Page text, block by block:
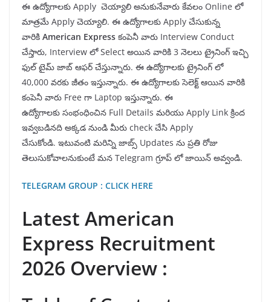
ఈ ఉద్యోగాలకు Apply చెయ్యాలి అనుకునేవారు కేవలం Online లో
మాత్రమే Apply చెయ్యాలి. ఈ ఉద్యోగాలకు Apply చేసుకున్న
వారికి American Express కంపెనీ వారు Interview Conduct
చేస్తారు, Interview లో Select అయిన వారికి 3 నెలలు ట్రైనింగ్ ఇచ్చి
ఫుల్ టైమ్ జాబ్ ఆఫర్ చేస్తున్నారు. ఈ ఉద్యోగాలకు ట్రైనింగ్ లో
40,000 వరకు జీతం ఇస్తున్నారు. ఈ ఉద్యోగాలకు సెలెక్ట్ ఆయిన వారికి
కంపెనీ వారు Free గా Laptop ఇస్తున్నారు. ఈ
ఉద్యోగాలకు సంభంధించిన Full Details మరియు Apply Link క్రింద
ఇవ్వబడినది అక్కడ నుండి మీరు check చేసి Apply
చేసుకోండి. ఇటువంటి మరిన్ని జాబ్స్ Updates ను ప్రతి రోజు
తెలుసుకోవాలనుకుంటే మన Telegram గ్రూప్ లో జాయిన్ అవ్వండి.
TELEGRAM GROUP : CLICK HERE
Latest American
Express Recruitment
2026 Overview :